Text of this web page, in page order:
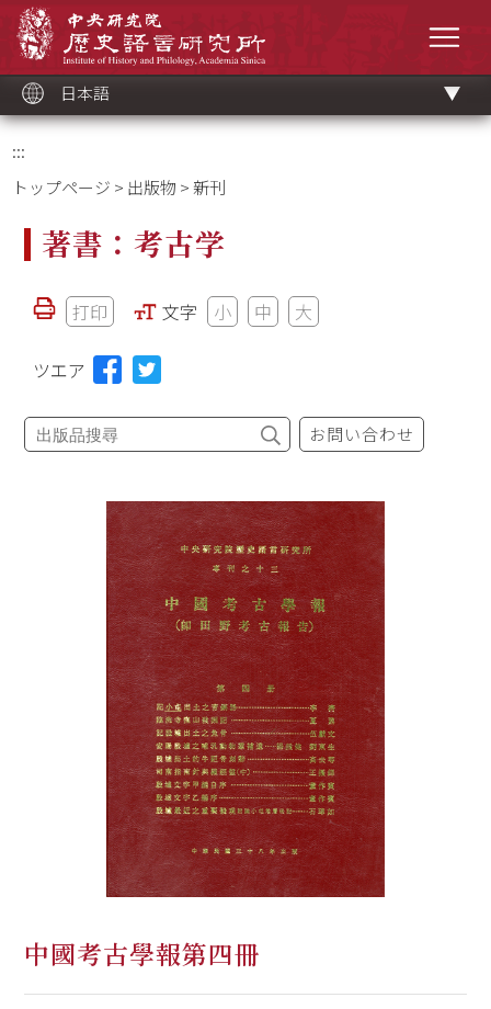
ッ
ク
日本語
:::
トップページ > 出版物 > 新刊
著書：考古学
打印 文字 小 中 大
ツエア
お問い合わせ
中國考古學報第四冊